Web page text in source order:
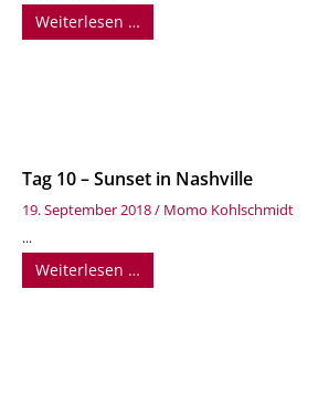
Weiterlesen …
Tag 10 – Sunset in Nashville
19. September 2018/ Momo Kohlschmidt
...
Weiterlesen …